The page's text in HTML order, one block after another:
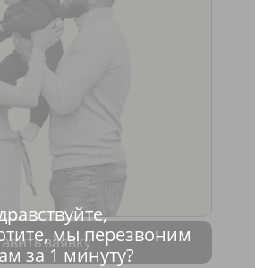
заявку
мы перезвоним
за 1 минуту?